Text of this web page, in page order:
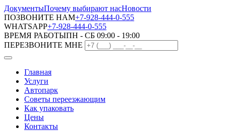
ДокументыПочему выбирают насНовости
ПОЗВОНИТЕ НАМ+7-928-444-0-555
WHATSAPP+7-928-444-0-555
ВРЕМЯ РАБОТЫПН - СБ 09:00 - 19:00
ПЕРЕЗВОНИТЕ МНЕ
Главная
Услуги
Автопарк
Советы переезжающим
Как упаковать
Цены
Контакты